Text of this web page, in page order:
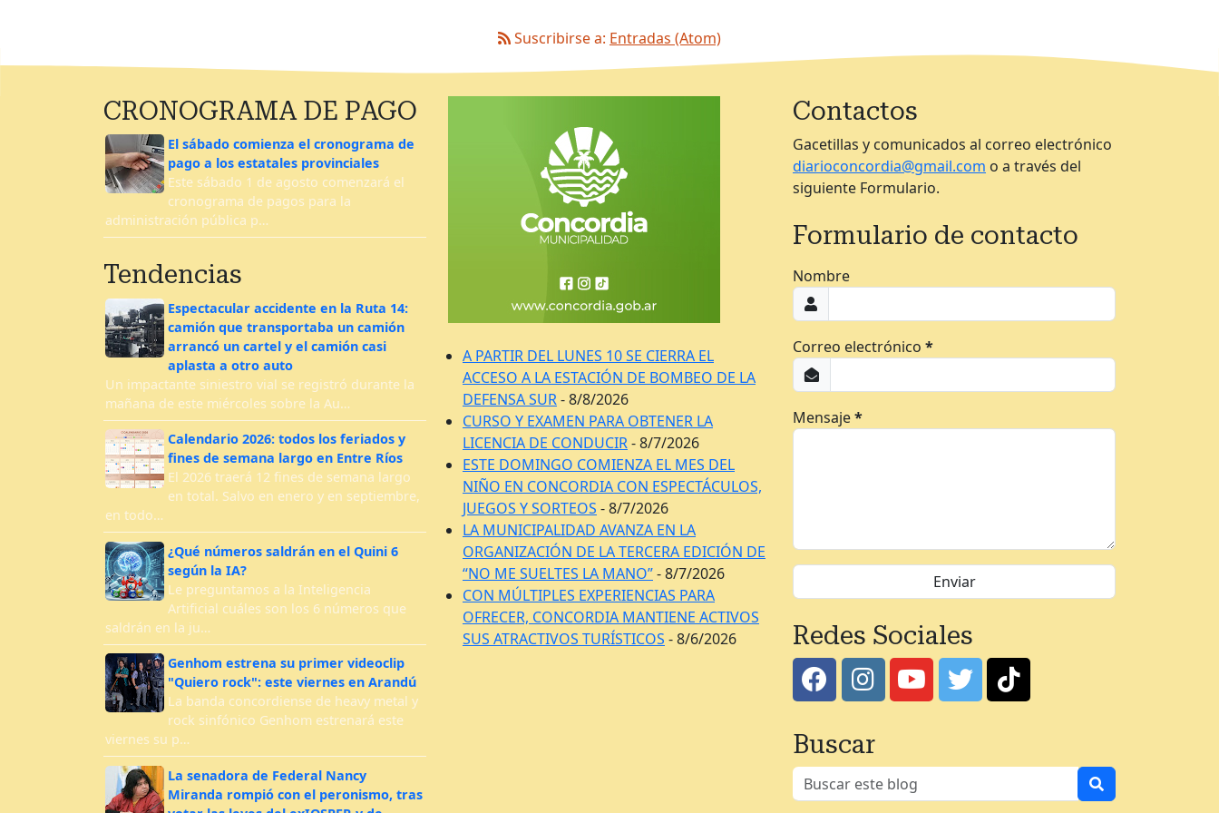
Suscribirse a: Entradas (Atom)
CRONOGRAMA DE PAGO
El sábado comienza el cronograma de
pago a los estatales provinciales
Este sábado 1 de agosto comenzará el
cronograma de pagos para la
administración pública p…
Tendencias
Espectacular accidente en la Ruta 14:
camión que transportaba un camión
arrancó un cartel y el camión casi
aplasta a otro auto
Un impactante siniestro vial se registró durante la
mañana de este miércoles sobre la Au…
Calendario 2026: todos los feriados y
fines de semana largo en Entre Ríos
El 2026 traerá 12 fines de semana largo
en total. Salvo en enero y en septiembre,
en todo…
¿Qué números saldrán en el Quini 6
según la IA?
Le preguntamos a la Inteligencia
Artificial cuáles son los 6 números que
saldrán en la ju…
Genhom estrena su primer videoclip
"Quiero rock": este viernes en Arandú
La banda concordiense de heavy metal y
rock sinfónico Genhom estrenará este
viernes su p…
La senadora de Federal Nancy
Miranda rompió con el peronismo, tras
A PARTIR DEL LUNES 10 SE CIERRA EL
ACCESO A LA ESTACIÓN DE BOMBEO DE LA
DEFENSA SUR- 8/8/2026
CURSO Y EXAMEN PARA OBTENER LA
LICENCIA DE CONDUCIR- 8/7/2026
ESTE DOMINGO COMIENZA EL MES DEL
NIÑO EN CONCORDIA CON ESPECTÁCULOS,
JUEGOS Y SORTEOS - 8/7/2026
LA MUNICIPALIDAD AVANZA EN LA
ORGANIZACIÓN DE LA TERCERA EDICIÓN DE
“NO ME SUELTES LA MANO”- 8/7/2026
CON MÚLTIPLES EXPERIENCIAS PARA
OFRECER, CONCORDIA MANTIENE ACTIVOS
SUS ATRACTIVOS TURÍSTICOS - 8/6/2026
Contactos
Gacetillas y comunicados al correo electrónico
diarioconcordia@gmail.com o a través del
siguiente Formulario.
Formulario de contacto
Nombre
Correo electrónico *
Mensaje*
Redes Sociales
Buscar